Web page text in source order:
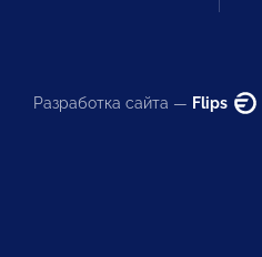
Разработка сайта — Flips